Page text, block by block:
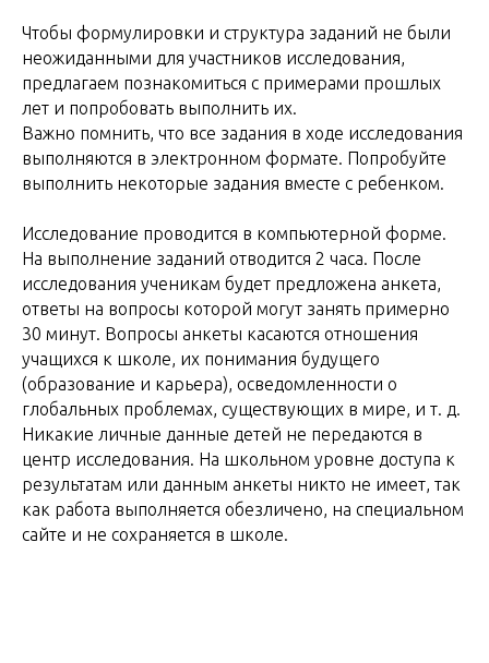
Чтобы формулировки и структура заданий не были
неожиданными для участников исследования,
предлагаем познакомиться с примерами прошлых
лет и попробовать выполнить их.
Важно помнить, что все задания в ходе исследования
выполняются в электронном формате. Попробуйте
выполнить некоторые задания вместе с ребенком.
Исследование проводится в компьютерной форме.
На выполнение заданий отводится 2 часа. После
исследования ученикам будет предложена анкета,
ответы на вопросы которой могут занять примерно
30 минут. Вопросы анкеты касаются отношения
учащихся к школе, их понимания будущего
(образование и карьера), осведомленности о
глобальных проблемах, существующих в мире, и т. д.
Никакие личные данные детей не передаются в
центр исследования. На школьном уровне доступа к
результатам или данным анкеты никто не имеет, так
как работа выполняется обезличено, на специальном
сайте и не сохраняется в школе.